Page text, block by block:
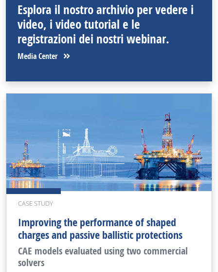
Esplora il nostro archivio per vedere i
video, i video tutorial e le
registrazioni dei nostri webinar.
Media Center
CASE STUDY
Improving the performance of shaped
charges and passive ballistic protections
CAE models evaluated using two commercial
solvers